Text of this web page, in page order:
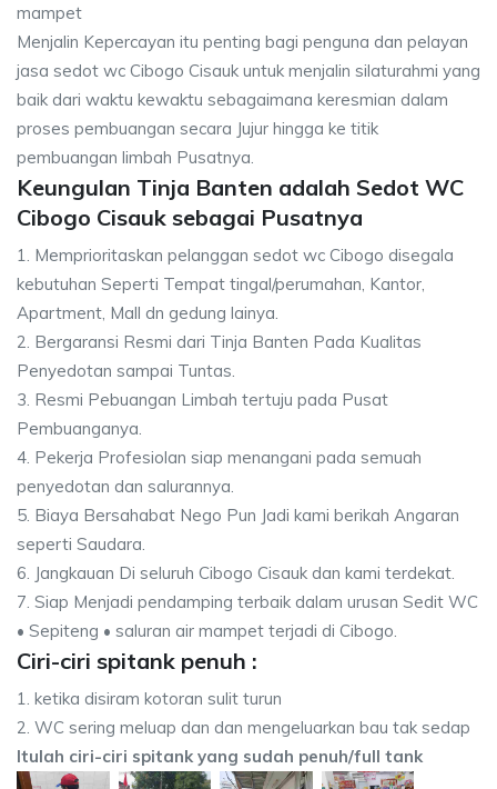
mampet
Menjalin Kepercayan itu penting bagi penguna dan pelayan
jasa sedot wc Cibogo Cisauk untuk menjalin silaturahmi yang
baik dari waktu kewaktu sebagaimana keresmian dalam
proses pembuangan secara Jujur hingga ke titik
pembuangan limbah Pusatnya.
Keungulan Tinja Banten adalah Sedot WC
Cibogo Cisauk sebagai Pusatnya
1. Memprioritaskan pelanggan sedot wc Cibogo disegala
kebutuhan Seperti Tempat tingal/perumahan, Kantor,
Apartment, Mall dn gedung lainya.
2. Bergaransi Resmi dari Tinja Banten Pada Kualitas
Penyedotan sampai Tuntas.
3. Resmi Pebuangan Limbah tertuju pada Pusat
Pembuanganya.
4. Pekerja Profesiolan siap menangani pada semuah
penyedotan dan salurannya.
5. Biaya Bersahabat Nego Pun Jadi kami berikah Angaran
seperti Saudara.
6. Jangkauan Di seluruh Cibogo Cisauk dan kami terdekat.
7. Siap Menjadi pendamping terbaik dalam urusan Sedit WC
• Sepiteng • saluran air mampet terjadi di Cibogo.
Ciri-ciri spitank penuh :
1. ketika disiram kotoran sulit turun
2. WC sering meluap dan dan mengeluarkan bau tak sedap
Itulah ciri-ciri spitank yang sudah penuh/full tank